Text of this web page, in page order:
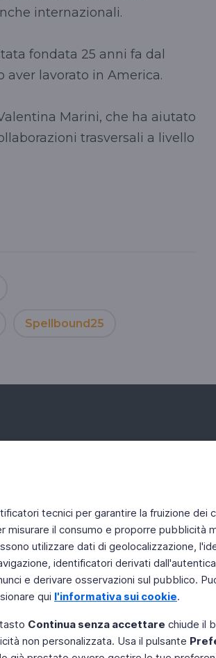
tecnici per garantire la fruizione dei
il consumo e proporre pubblicità
utilizzare dati di geolocalizzazione,
identificatori derivati
e derivare osservazioni sul pubblico.
qui l'informativa sui cookie.
Continua senza accettare chiude il
non personalizzata. Usa il pulsante
internazionali.
fondata 25 anni fa dal
aver lavorato in America.
Marini, che ha aiutato
trasversali a livello
Spellbound25